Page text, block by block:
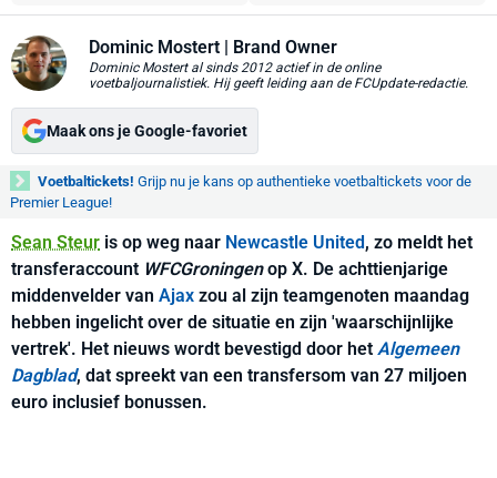
Dominic Mostert | Brand Owner
Dominic Mostert al sinds 2012 actief in de online
voetbaljournalistiek. Hij geeft leiding aan de FCUpdate-redactie.
Maak ons je Google-favoriet
Voetbaltickets! Grijp nu je kans op authentieke voetbaltickets voor de
Premier League!
Sean Steur is op weg naar Newcastle United, zo meldt het
transferaccount WFCGroningenop X. De achttienjarige
middenvelder van Ajax zou al zijn teamgenoten maandag
hebben ingelicht over de situatie en zijn 'waarschijnlijke
vertrek'. Het nieuws wordt bevestigd door het Algemeen
Dagblad, dat spreekt van een transfersom van 27 miljoen
euro inclusief bonussen.